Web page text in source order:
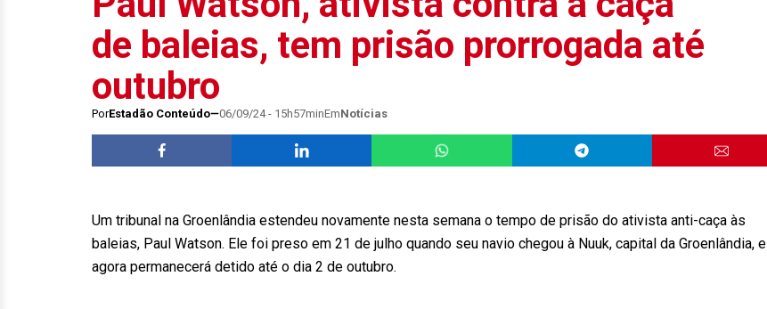
de baleias, tem prisão prorrogada até
outubro
PorEstadão Conteúdo 06/09/24 - 15h57minEmNotícias
Um tribunal na Groenlândia estendeu novamente nesta semana o tempo de prisão do ativista anti-caça às
baleias, Paul Watson. Ele foi preso em 21 de julho quando seu navio chegou à Nuuk, capital da Groenlândia, e
agora permanecerá detido até o dia 2 de outubro.